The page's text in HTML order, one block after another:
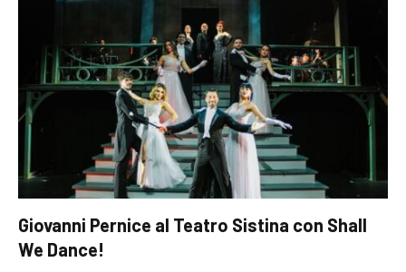
Giovanni Pernice al Teatro Sistina con Shall
We Dance!